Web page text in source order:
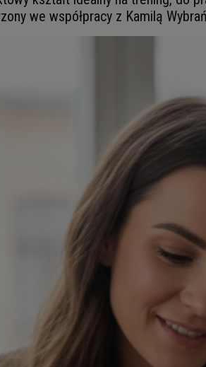
we współpracy z Kamilą